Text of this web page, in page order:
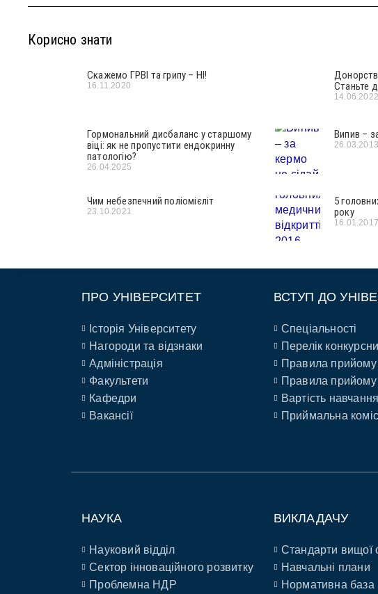
Корисно знати
Скажемо ГРВІ та грипу – НІ!
16.11.2020
Станьте
14.06.2022
Гормональний дисбаланс у старшому
віці: як не пропустити ендокринну
патологію?
26.04.2025
Випив –
26.03.2013
Чим небезпечний поліомієліт
23.10.2021
5
року
16.01.2017
ПРО УНІВЕРСИТЕТ
Історія Університету
Нагороди та відзнаки
Адміністрація
Факультети
Кафедри
Вакансії
ВСТУП ДО
Спеціальності
Перелік
Правила прийому
Правила
Вартість навчання
Приймальна
НАУКА
Науковий відділ
Сектор інноваційного розвитку
Проблемна НДР
ВИКЛАДАЧУ
Стандарти вищої
Навчальні плани
Нормативна база